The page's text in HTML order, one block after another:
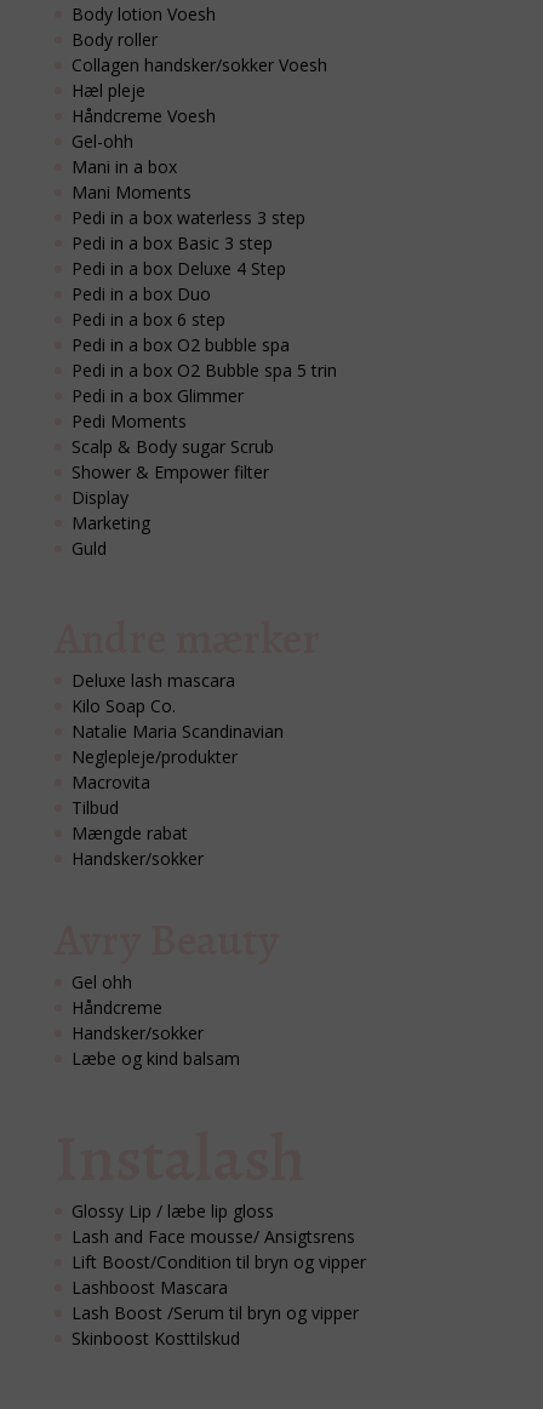
Body lotion Voesh
Body roller
Collagen handsker/sokker Voesh
Hæl pleje
Håndcreme Voesh
Gel-ohh
Mani in a box
Mani Moments
Pedi in a box waterless 3 step
Pedi in a box Basic 3 step
Pedi in a box Deluxe 4 Step
Pedi in a box Duo
Pedi in a box 6 step
Pedi in a box O2 bubble spa
Pedi in a box O2 Bubble spa 5 trin
Pedi in a box Glimmer
Pedi Moments
Scalp & Body sugar Scrub
Shower & Empower filter
Display
Marketing
Guld
Deluxe lash mascara
Kilo Soap Co.
Natalie Maria Scandinavian
Neglepleje/produkter
Macrovita
Tilbud
Mængde rabat
Handsker/sokker
Gel ohh
Håndcreme
Handsker/sokker
Læbe og kind balsam
Glossy Lip / læbe lip gloss
Lash and Face mousse/ Ansigtsrens
Lift Boost/Condition til bryn og vipper
Lashboost Mascara
Lash Boost /Serum til bryn og vipper
Skinboost Kosttilskud